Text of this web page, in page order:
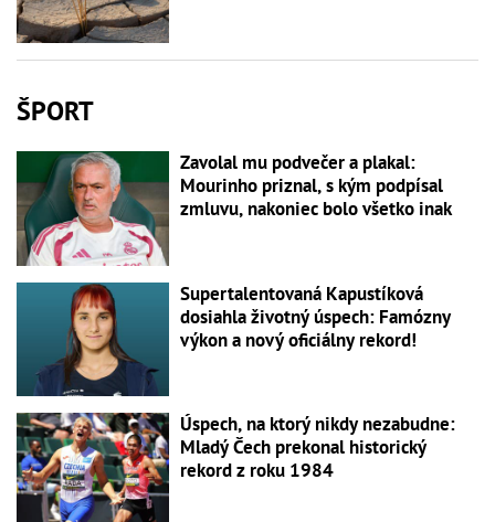
ŠPORT
Zavolal mu podvečer a plakal:
Mourinho priznal, s kým podpísal
zmluvu, nakoniec bolo všetko inak
Supertalentovaná Kapustíková
dosiahla životný úspech: Famózny
výkon a nový oficiálny rekord!
Úspech, na ktorý nikdy nezabudne:
Mladý Čech prekonal historický
rekord z roku 1984